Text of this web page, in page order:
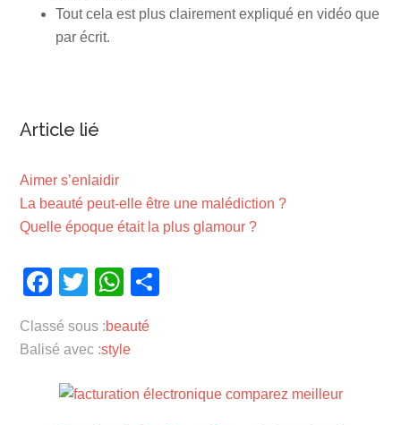
Tout cela est plus clairement expliqué en vidéo que
par écrit.
Article lié
Aimer s’enlaidir
La beauté peut-elle être une malédiction ?
Quelle époque était la plus glamour ?
Facebook
TwitterWhatsApp
Classé sous :beauté
Balisé avec :style